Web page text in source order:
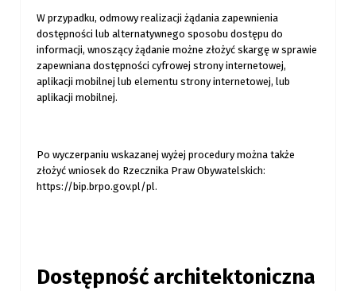
W przypadku, odmowy realizacji żądania zapewnienia
dostępności lub alternatywnego sposobu dostępu do
informacji, wnoszący żądanie możne złożyć skargę w sprawie
zapewniana dostępności cyfrowej strony internetowej,
aplikacji mobilnej lub elementu strony internetowej, lub
aplikacji mobilnej.
Po wyczerpaniu wskazanej wyżej procedury można także
złożyć wniosek do Rzecznika Praw Obywatelskich:
https://bip.brpo.gov.pl/pl.
Dostępność architektoniczna